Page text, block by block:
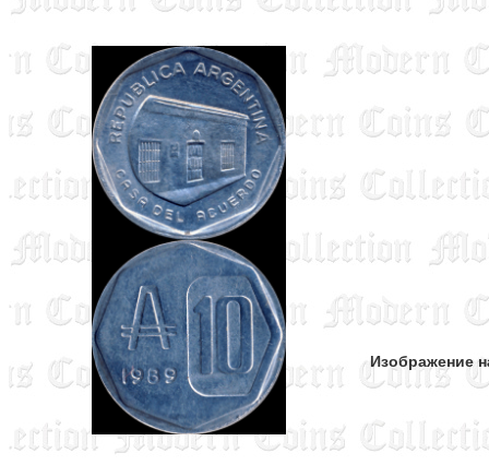
Изображение